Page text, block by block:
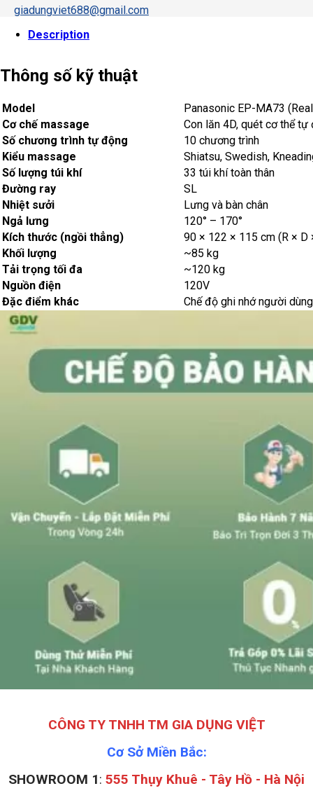
giadungviet688@gmail.com
Description
Thông số kỹ thuật
Model
Panasonic EP-MA73
Cơ chế massage
Con lăn 4D, quét cơ thể tự
Số chương trình tự động
10 chương trình
Kiểu massage
Shiatsu, Swedish,
Số lượng túi khí
33 túi khí toàn thân
Đường ray
SL
Nhiệt sưởi
Lưng và bàn chân
Ngả lưng
120° – 170°
Kích thước (ngồi thẳng)
90 × 122 × 115 cm (R × D
Khối lượng
~85 kg
Tải trọng tối đa
~120 kg
Nguồn điện
120V
Đặc điểm khác
Chế độ ghi nhớ người
CÔNG TY TNHH TM GIA DỤNG VIỆT
Cơ Sở Miền Bắc:
SHOWROOM 1: 555 Thụy Khuê - Tây Hồ - Hà Nội